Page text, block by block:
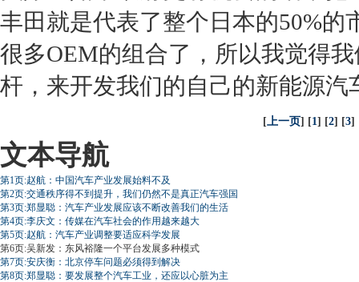
丰田 就是代表了整个日本的50%的
很多OEM的组合了，所以我觉得
杆，来开发我们的自己的新能源汽
[上一页] [1] [2] [3]
文本导航
第1页:赵航：中国汽车产业发展始料不及
第2页:交通秩序得不到提升，我们仍然不是真正汽车强国
第3页:郑显聪：汽车产业发展应该不断改善我们的生活
第4页:李庆文：传媒在汽车社会的作用越来越大
第5页:赵航：汽车产业调整要适应科学发展
第6页:吴新发：东风裕隆一个平台发展多种模式
第7页:安庆衡：北京停车问题必须得到解决
第8页:郑显聪：要发展整个汽车工业，还应以心脏为主